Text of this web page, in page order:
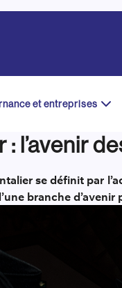
et entreprises
l’avenir
se définit par
branche